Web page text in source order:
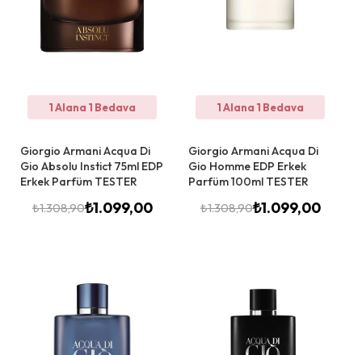
1 Alana 1 Bedava
Giorgio Armani Acqua Di
Gio Absolu Instict 75ml EDP
Erkek Parfüm TESTER
₺1.308,90₺1.099,00
1 Alana 1 Bedava
Giorgio Armani Acqua Di
Gio Homme EDP Erkek
Parfüm 100ml TESTER
₺1.308,90₺1.099,00